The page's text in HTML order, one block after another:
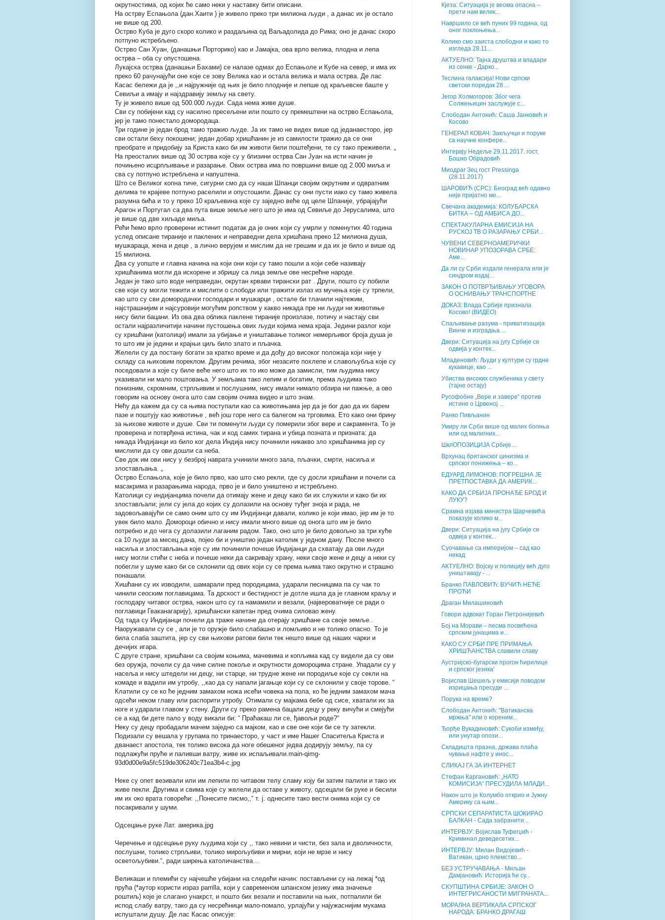
окрутностима, од којих ће само неки у наставку бити описани.
На острву Еспањола (дан.Хаити ) је живело преко три милиона људи , а данас их је остало
не више од 200.
Острво Куба је дуго скоро колико и раздаљина од Ваљадолида до Рима; оно је данас скоро
потпуно истребљено.
Острво Сан Хуан, (данашњи Порторико) као и Јамајка, ова врло велика, плодна и лепа
острва – оба су опустошена.
Лукајска острва (данашњи Бахами) се налазе одмах до Еспањоле и Кубе на север, и има их
преко 60 рачунајући оне које се зову Велика као и остала велика и мала острва. Де лас
Касас бележи да је ,,и најружније од њих је било плодније и лепше од краљевске баште у
Севиљи а имају и најздравију земљу на свету.
Ту је живело више од 500.000 људи. Сада нема живе душе.
Сви су побијени кад су насилно пресељени или пошто су премештени на острво Еспањола,
јер је тамо понестало домородаца.
Три године је један брод тамо тражио људе. Ја их тамо не видех више од једанаесторо, јер
сви остали беху покошени; један добар хришћанин је из самилости тражио да се они
преобрате и придобију за Криста како би им животи били поштеђени, те су тако преживели. „
На преосталих више од 30 острва које су у близини острва Сан Јуан на исти начин је
почињено исцрпљивање и разарање. Ових острва има по површини више од 2.000 миља и
сва су потпуно истребљена и напуштена.
Што се Великог копна тиче, сигурни смо да су наши Шпанци својим окрутним и одвратним
делима те крајеве потпуно раселили и опустошили. Данас су они пусти иако су тамо живела
разумна бића и то у преко 10 краљевина које су заједно веће од целе Шпаније, убрајајући
Арагон и Португал са два пута више земље него што је има од Севиље до Јерусалима, што
је више од две хиљаде миља.
Рећи ћемо врло проверени истинит податак да је оних који су умрли у поменутих 40 година
услед описане тираније и паклених и неправедни дела хришћана преко 12 милиона душа,
мушкараца, жена и деце , а лично верујем и мислим да не грешим и да их је било и више од
15 милиона.
Два су уопште и главна начина на који они који су тамо пошли а који себе називају
хришћанима могли да искорене и збришу са лица земље ове несрећне народе.
Један је тако што воде неправедан, окрутан крвави тирански рат . Други, пошто су побили
све који су могли тежити и мислити о слободи или тражити излаз из мучења које су трпели,
као што су сви домородачки господари и мушкарци , остале би тлачили најтежим,
најстрашнијим и најсуровији могућим ропством у какво никада пре ни људи ни животиње
нису били бацани. Из ова два облика паклене тираније произлазе, потичу и настају сви
остали најразличитији начини пустошења ових људи којима нема краја. Једини разлог који
су хришћани (католици) имали за убијање и уништавање толиког немерљивог броја душа је
то што им је једини и крајњи циљ било злато и пљачка.
Желели су да постану богати за кратко време и да дођу до високог положаја који није у
складу са њиховим пореклом. Другим речима, због незасите похлепе и славољубља које су
поседовали а које су биле веће него што их то ико може да замисли, тим људима нису
указивали ни мало поштовања. У земљама тако лепим и богатим, према људима тако
понизним, скромним, стрпљивим и послушним, нису имали нимало обзира ни пажње, а ово
говорим на основу онога што сам својим очима видео и што знам.
Нећу да кажем да су са њима поступали као са животињама јер да је бог дао да их барем
пазе и поштују као животиње , већ још горе него са балегом на трговима. Ето како они брину
за њихове животе и душе. Сви ти поменути људи су померили због вере и сакрамента. То је
проверена и потврђена истина, чак и код самих тирана и убица позната и призната: да
никада Индијанци из било ког дела Индија нису починили никакво зло хришћанима јер су
мислили да су ови дошли са неба.
Све док им ови нису у безброј наврата учинили много зала, пљачки, смрти, насиља и
злостављања. „
Острво Еспањола, које је било прво, као што смо рекли, где су досли хришћани и почели са
масакрима и разарањима народа, прво је и било уништено и истребљено.
Католици су индијанцима почели да отимају жене и децу како би их служили и како би их
злостављали; јели су јела до којих су долазили на основу туђег зноја и рада, не
задовољавајући се само оним што су им Индијанци давали, колико је који имао, јер им је то
увек било мало. Домороци обично и нису имали много више од онога што им је било
потребно и до чега су долазили лаганим радом. Тако, оно што је било довољно за три куће
са 10 људи за месец дана, појео би и уништио један католик у једном дану. После много
насиља и злостављања које су им починили почеше Индијанци да схватају да ови људи
нису могли стићи с неба и почеше неки да сакривају храну, неки своје жене и децу а неки су
побегли у шуме како би се склонили од ових који су се према њима тако окрутно и страшно
понашали.
Хишћани су их изводили, шамарали пред породицама, ударали песницама па су чак то
чинили сеоским поглавицама. Та дрскост и бестидност је дотле ишла да је главном краљу и
господару читавог острва, након што су га намамили и везали, (највероватније се ради о
поглавици Гваканагарију), хришћански капетан пред очима силовао жену.
Од тада су Индијанци почели да траже начине да отерају хришћане са своје земље..
Наоружавали су се , али је то оружје било слабашно и ломљиво и не толико опасно. То је
била слаба заштита, јер су сви њихови ратови били тек нешто више од наших чарки и
дечијих игара.
С друге стране, хришћани са својим коњима, мачевима и копљима кад су видели да су ови
без оружја, почели су да чине силне покоље и окрутности домороцима стране. Упадали су у
насеља и нису штедели ни децу, ни старце, ни трудне жене ни породиље које су секли на
комаде и вадили им утробу, ,,као да су напали јагањце који су се склонили у своје торове. “
Клатили су се ко ће једним замахом ножа исећи човека на пола, ко ће једним замахом мача
одсећи неком главу или распорити утробу. Отимали су мајкама бебе од сисе, хватали их за
ноге и ударали главом у стену. Други су преко рамена бацали децу у реку вичући и смејући
се а кад би дете пало у воду викали би: “ Праћакаш ли се, ђавољи роде?“
Неку су децу пробадали мачем заједно са мајком, као и све оне који би се ту затекли.
Подизали су вешала у групама по тринаесторо, у част и име Нашег Спаситеља Криста и
дванаест апостола, тек толико висока да ноге обешеног једва додирују земљу, па су
подлажући пруће и паливши ватру, живе их испаљивали.main-qimg-
93d0d00e9a5fc519de306240c71ea3b4-c.jpg
Неке су опет везивали или им лепили по читавом телу сламу коју би затим палили и тако их
живе пекли. Другима и свима које су желели да оставе у животу, одсецали би руке и бесили
им их око врата говорећи: ,,Понесите писмо,,“ т. ј. однесите тако вести онима који су се
посакривали у шуми.
Одсецање руке Лат. америка.jpg
Черечење и одсецање руку људима који су ,, тако невини и чисти, без зала и дволичности,
послушни, толико стрпљиви, толико мирољубиви и мирни, који не мрзе и нису
осветољубиви.“, ради ширења католичанства…
Великаши и племићи су најчешће убијани на следећи начин: постављени су на лежај *од
прућа (*аутор користи израз pаrrillа, који у савременом шпанском језику има значење
роштиљ) које је слагано унакрст, и пошто бих везали и поставили на њих, потпалили би
испод слабу ватру, тако да су несрећници мало-помало, урлајући у најужаснијим мукама
испуштали душу. Де лас Касас описује:
Кјеза: Ситуација је веома опасна –
прети нам велик...
Навршило се већ пуних 99 година, од
оног поклоњења...
Колико смо заиста слободни и како то
изгледа 28.11...
АКТУЕЛНО: Тајна друштва и владари
из сенке - Дарко...
Теслина галаксија! Нови српски
светски поредак 28....
Јегор Холмогоров: Због чега
Солжењицин заслужује с...
Слободан Антонић: Саша Јанковић и
Косово
ГЕНЕРАЛ КОВАЧ: Закључци и поруке
са научне конфере...
Интервју Недеље 29.11.2017. гост,
Бошко Обрадовић
Миодраг Зец гост Pressinga
(28.11.2017)
ШАРОВИЋ (СРС): Београд већ одавно
није пријатно ме...
Свечана академија: КОЛУБАРСКА
БИТКА – ОД АМБИСА ДО...
СПЕКТАКУЛАРНА ЕМИСИЈА НА
РУСКОЈ ТВ О РАЗАРАЊУ СРБИ...
ЧУВЕНИ СЕВЕРНОАМЕРИЧКИ
НОВИНАР УПОЗОРАВА СРБЕ:
Аме...
Да ли су Срби издали генерала или је
синдром издај...
ЗАКОН О ПОТВРЂИВАЊУ УГОВОРА
О ОСНИВАЊУ ТРАНСПОРТНЕ
ДОКАЗ: Влада Србије признала
Косово! (ВИДЕО)
Спаљивање разума - приватизација
Винче и изградња ...
Двери: Ситуација на југу Србије се
одвија у контек...
Младеновић: Људи у култури су грдне
кукавице, као ...
Убиства високих службеника у свету
(тајне остају)
Русофобне „Вере и завере“ против
истине о Црвеној ...
Ранко Пивљанин
Умиру ли Срби више од малих богиња
или од малигних...
ШклОПОЗИЦИЈА Србије…
Врхунац британског цинизма и
српског понижења – ко...
ЕДУАРД ЛИМОНОВ: ПОГРЕШНА ЈЕ
ПРЕТПОСТАВКА ДА АМЕРИК...
КАКО ДА СРБИЈА ПРОНАЂЕ БРОД И
ЛУКУ?
Срамна изјава министра Шарчевића
показује колико м...
Двери: Ситуација на југу Србије се
одвија у контек...
Суочавање са империјом – сад као
некад
АКТУЕЛНО: Војску и полицију већ дуго
уништавају - ...
Бранко ПАВЛОВИЋ: ВУЧИЋ НЕЋЕ
ПРОЋИ
Драган Милашиновић
Говори адвокат Горан Петронијевић
Бој на Морави – песма посвећена
српским јунацима и...
КАКО СУ СРБИ ПРЕ ПРИМАЊА
ХРИШЋАНСТВА славили славу
Аустријско-бугарски прогон ћирилице
и српског језика'
Војислав Шешељ у емисији поводом
изрицања пресуде ...
Порука на време?
Слободан Антонић: "Ватиканска
мржња" или о кореним...
Ђорђе Вукадиновић: Сукоби између,
или унутар опози...
Складишта празна, држава плаћа
чување нафте у инос...
СЛИКАЈ ГА ЗА ИНТЕРНЕТ
Стефан Каргановић: „НАТО
КОМИСИЈА“ ПРЕСУДИЛА МЛАДИ...
Након што је Колумбо открио и Јужну
Америку са њим...
СРПСКИ СЕПАРАТИСТА ШОКИРАО
БАЛКАН - Сада забранити...
ИНТЕРВЈУ: Војислав Туфегџић -
Криминал деведесетих...
ИНТЕРВЈУ: Милан Видојевић -
Ватикан, црно племство...
БЕЗ УСТРУЧАВАЊА - Миљан
Дамјановић: Историја ће су...
СКУПШТИНА СРБИЈЕ: ЗАКОН О
ИНТЕГРИСАНОСТИ МИГРАНАТА...
МОРАЛНА ВЕРТИКАЛА СРПСКОГ
НАРОДА: БРАНКО ДРАГАШ